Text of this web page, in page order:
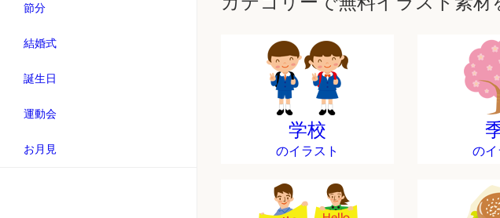
節分
結婚式
誕生日
運動会
お月見
学校
のイラスト のイ